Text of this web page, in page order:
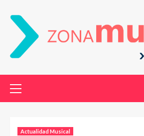
Actualidad Musical